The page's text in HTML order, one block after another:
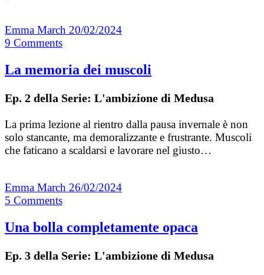
Emma March 20/02/2024
9 Comments
La memoria dei muscoli
Ep. 2 della Serie: L'ambizione di Medusa
La prima lezione al rientro dalla pausa invernale è non
solo stancante, ma demoralizzante e frustrante. Muscoli
che faticano a scaldarsi e lavorare nel giusto…
Emma March 26/02/2024
5 Comments
Una bolla completamente opaca
Ep. 3 della Serie: L'ambizione di Medusa